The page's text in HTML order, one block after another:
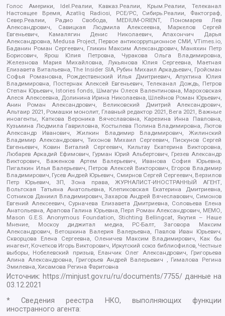
Голос Америки, Idel.Реалии, Кавказ.Реалии, Крым.Реалии, Телеканал
Настоящее Время, Azatliq Radiosi, PCE/PC, Сибирь.Реалии, Фактограф,
Север.Реалии, Радио Свобода, MEDIUM-ORIENT, Пономарев Лев
Александрович, Савицкая Людмила Алексеевна, Маркелов Сергей
Евгеньевич, Камалягин Денис Николаевич, Апахончич Дарья
Александровна, Medusa Project, Первое антикоррупционное СМИ, VTimes.io,
Баданин Роман Сергеевич, Гликин Максим Александрович, Маняхин Петр
Борисович, Ярош Юлия Петровна, Чуракова Ольга Владимировна,
Железнова Мария Михайловна, Лукьянова Юлия Сергеевна, Маетная
Елизавета Витальевна, The Insider SIA, Рубин Михаил Аркадьевич, Гройсман
Софья Романовна, Рождественский Илья Дмитриевич, Апухтина Юлия
Владимировна, Постернак Алексей Евгеньевич, Телеканал Дождь, Петров
Степан Юрьевич, Istories fonds, Шмагун Олеся Валентиновна, Мароховская
Алеся Алексеевна, Долинина Ирина Николаевна, Шлейнов Роман Юрьевич,
Анин Роман Александрович, Великовский Дмитрий Александрович,
Альтаир 2021, Ромашки монолит, Главный редактор 2021, Вега 2021, Важные
иноагенты, Каткова Вероника Вячеславовна, Карезина Инна Павловна,
Кузьмина Людмила Гавриловна, Костылева Полина Владимировна, Лютов
Александр Иванович, Жилкин Владимир Владимирович, Жилинский
Владимир Александрович, Тихонов Михаил Сергеевич, Пискунов Сергей
Евгеньевич, Ковин Виталий Сергеевич, Кильтау Екатерина Викторовна,
Любарев Аркадий Ефимович, Гурман Юрий Альбертович, Грезев Александр
Викторович, Важенков Артем Валерьевич, Иванова София Юрьевна,
Пигалкин Илья Валерьевич, Петров Алексей Викторович, Егоров Владимир
Владимирович, Гусев Андрей Юрьевич, Смирнов Сергей Сергеевич, Верзилов
Петр Юрьевич, ЗП, Зона права, ЖУРНАЛИСТ-ИНОСТРАННЫЙ АГЕНТ,
Вольтская Татьяна Анатольевна, Клепиковская Екатерина Дмитриевна,
Сотников Даниил Владимирович, Захаров Андрей Вячеславович, Симонов
Евгений Алексеевич, Сурначева Елизавета Дмитриевна, Соловьева Елена
Анатольевна, Арапова Галина Юрьевна, Перл Роман Александрович, МЕМО,
Mason G.E.S. Anonymous Foundation, Stichting Bellingcat, Якутия – Наше
Мнение, Москоу диджитал медиа, РС-Балт, Заговора Максим
Александрович, Ветошкина Валерия Валерьевна, Павлов Иван Юрьевич,
Скворцова Елена Сергеевна, Оленичев Максим Владимирович, Как бы
инагент, Кочетков Игорь Викторович, Иркутский союз библиофилов, Честные
выборы, Нобелевский призыв, Еланчик Олег Александрович, Григорьева
Алина Александровна, Григорьев Андрей Валерьевич , Гималова Регина
Эмилевна, Хисамова Регина Фаритовна
Источник: https://minjust.gov.ru/ru/documents/7755/ данные на
03.12.2021
* Сведения реестра НКО, выполняющих функции
иностранного агента: